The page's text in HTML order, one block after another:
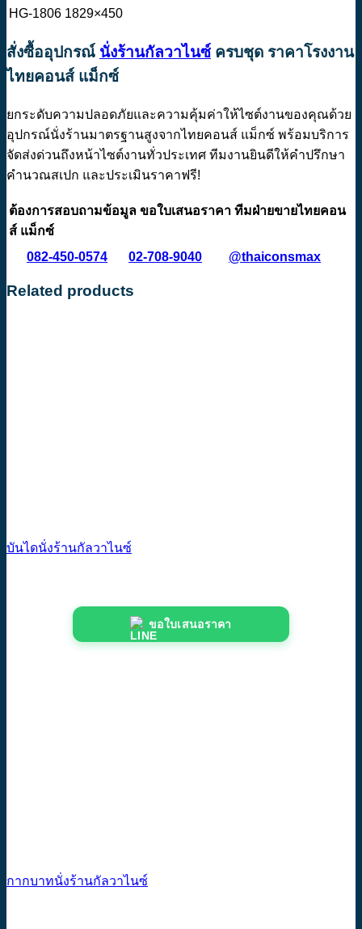
HG-1806 1829×450
สั่งซื้ออุปกรณ์ นั่งร้านกัลวาไนซ์ ครบชุด ราคาโรงงาน
ไทยคอนส์ แม็กซ์
ยกระดับความปลอดภัยและความคุ้มค่าให้ไซต์งานของคุณด้วย
อุปกรณ์นั่งร้านมาตรฐานสูงจากไทยคอนส์ แม็กซ์ พร้อมบริการ
จัดส่งด่วนถึงหน้าไซต์งานทั่วประเทศ ทีมงานยินดีให้คำปรึกษา
คำนวณสเปก และประเมินราคาฟรี!
ต้องการสอบถามข้อมูล ขอใบเสนอราคา ทีมฝ่ายขายไทยคอน
ส์ แม็กซ์
082-450-0574
02-708-9040 @thaiconsmax
Related products
บันไดนั่งร้านกัลวาไนซ์
ขอใบเสนอราคา
กากบาทนั่งร้านกัลวาไนซ์